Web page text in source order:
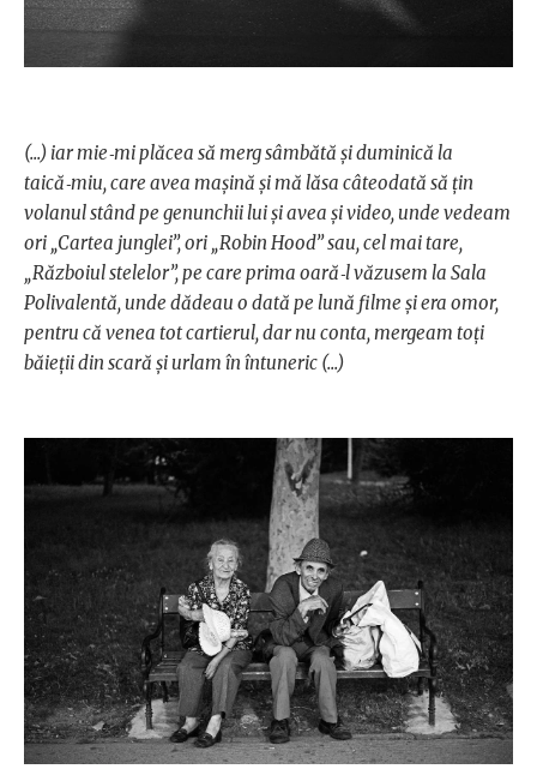
(...) iar mie‑mi plăcea să merg sâmbătă şi duminică la
taică‑miu, care avea maşină şi mă lăsa câteodată să ţin
volanul stând pe genunchii lui şi avea şi video, unde vedeam
ori „Cartea junglei”, ori „Robin Hood” sau, cel mai tare,
„Războiul stelelor”, pe care prima oară‑l văzusem la Sala
Polivalentă, unde dădeau o dată pe lună filme şi era omor,
pentru că venea tot cartierul, dar nu conta, mergeam toţi
băieţii din scară şi urlam în întuneric (...)